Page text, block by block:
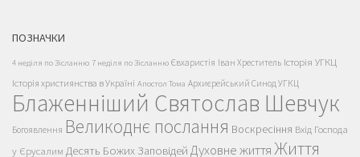
ПОЗНАЧКИ
4 неділя по Зісланню 7 неділя по Зісланню Євхаристія Іван Хреститель Історія УГКЦ
Історія християнства в Україні Апостол Тома Архиєрейський Синод УГКЦ
Блаженніший Святослав Шевчук
Богоявлення Великоднє послання Воскресіння Вхід Господа
у Єрусалим Десять Божих Заповідей Духовне життяЖиття